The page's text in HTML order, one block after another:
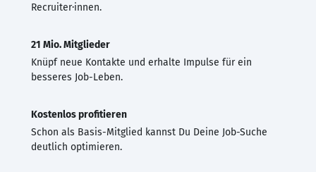
Recruiter·innen.
21 Mio. Mitglieder
Knüpf neue Kontakte und erhalte Impulse für ein
besseres Job-Leben.
Kostenlos profitieren
Schon als Basis-Mitglied kannst Du Deine Job-Suche
deutlich optimieren.